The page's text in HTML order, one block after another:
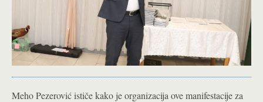
Meho Pezerović ističe kako je organizacija ove manifestacije za